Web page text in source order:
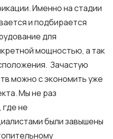
Именно на стадии
и подбирается
для
мощностью, а так
Зачастую
можно с экономить уже
Мы не раз
где не
были завышены